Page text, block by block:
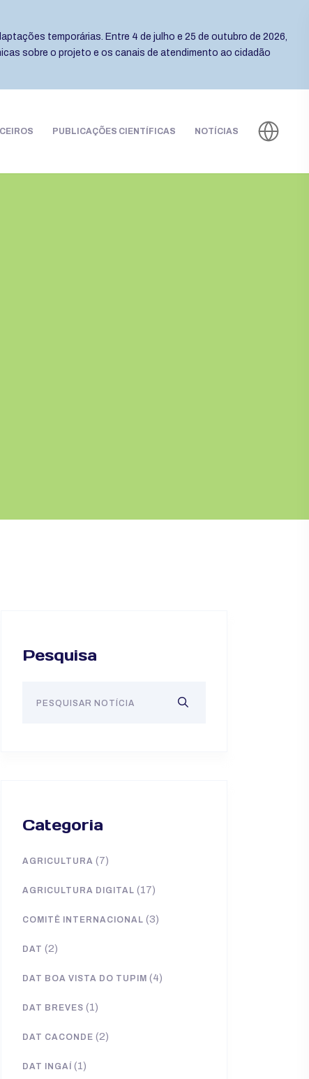
temporárias. Entre 4 de julho e 25 de outubro de 2026,
sobre o projeto e os canais de atendimento ao cidadão
PUBLICAÇÕES CIENTÍFICAS NOTÍCIAS
Pesquisa
Categoria
AGRICULTURA (7)
AGRICULTURA DIGITAL (17)
COMITÊ INTERNACIONAL (3)
DAT (2)
DAT BOA VISTA DO TUPIM (4)
DAT BREVES (1)
DAT CACONDE (2)
DAT INGAÍ (1)